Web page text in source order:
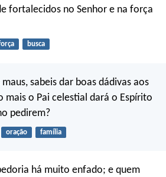
fortalecidos no Senhor e na força
busca
sabeis dar boas dádivas aos
mais o Pai celestial dará o Espírito
pedirem?
oração família
há muito enfado; e quem